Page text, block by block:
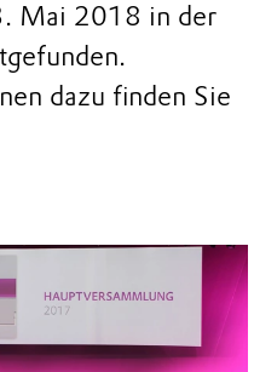
Mai 2018 in der
dazu finden Sie